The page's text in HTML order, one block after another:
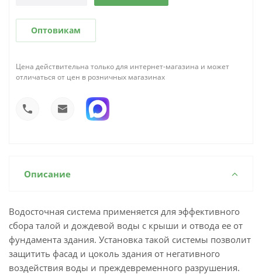
Оптовикам
Цена действительна только для интернет-магазина и может
отличаться от цен в розничных магазинах
Описание
Водосточная система применяется для эффективного
сбора талой и дождевой воды с крыши и отвода ее от
фундамента здания. Установка такой системы позволит
защитить фасад и цоколь здания от негативного
воздействия воды и преждевременного разрушения.